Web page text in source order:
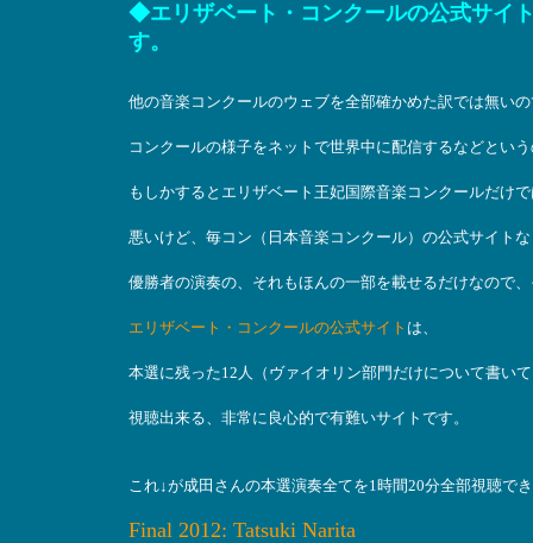
◆エリザベート・コンクールの公式サイ
す。
他の音楽コンクールのウェブを全部確かめた訳では無い
コンクールの様子をネットで世界中に配信するなどとい
もしかするとエリザベート王妃国際音楽コンクールだけ
悪いけど、毎コン（日本音楽コンクール）の公式サイト
優勝者の演奏の、それもほんの一部を載せるだけなので
エリザベート・コンクールの公式サイト は、
本選に残った12人（ヴァイオリン部門だけについて書い
視聴出来る、非常に良心的で有難いサイトです。
これ↓が成田さんの本選演奏全てを1時間20分全部視聴で
Final 2012: Tatsuki Narita